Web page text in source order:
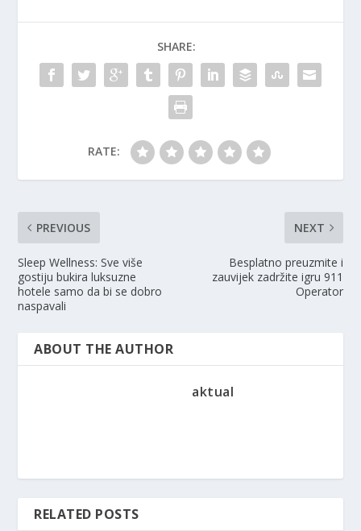
SHARE:
RATE:
PREVIOUS
Sleep Wellness: Sve više
gostiju bukira luksuzne
hotele samo da bi se dobro
naspavali
NEXT
Besplatno preuzmite i
zauvijek zadržite igru 911
Operator
ABOUT THE AUTHOR
aktual
RELATED POSTS